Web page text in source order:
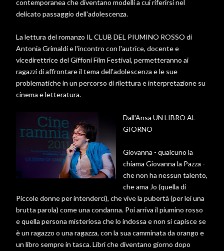
contemporanea che diventano modelli a cui riferirsi nel
delicato passaggio dell'adolescenza.
La lettura del romanzo IL CLUB DEL PIUMINO ROSSO di
Antonia Grimaldi e l'incontro con l'autrice, docente e
vicedirettrice del Giffoni Film Festival, permetteranno ai
ragazzi di affrontare il tema dell'adolescenza e le sue
problematiche in un percorso di rilettura e interpretazione su
cinema e letteratura.
Dall'Ansa UN LIBRO AL
GIORNO
Giovanna - qualcuno la
chiama Giovanna la Pazza -
che non ha nessun talento,
che ama Jo (quella di
Piccole donne per intenderci), che vive la pubertà (per lei una
brutta parola) come una condanna. Poi arriva il piumino rosso
e quella persona misteriosa che lo indossa e non si capisce se
è un ragazzo o una ragazza, con la sua camminata da orango e
un libro sempre in tasca. Libri che diventano giorno dopo